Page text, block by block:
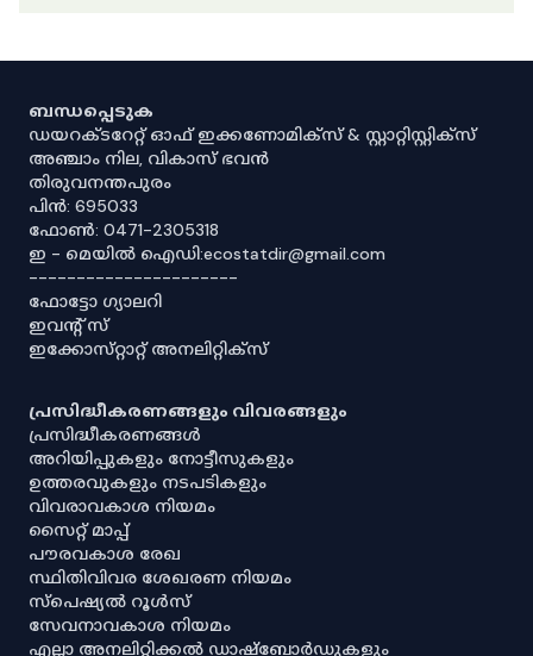
ബന്ധപ്പെടുക
ഡയറക്ടറേറ്റ് ഓഫ് ഇക്കണോമിക്സ് & സ്റ്റാറ്റിസ്റ്റിക്സ്
അഞ്ചാം നില, വികാസ് ഭവൻ
തിരുവനന്തപുരം
പിൻ: 695033
ഫോൺ: 0471-2305318
ഇ - മെയിൽ ഐഡി:ecostatdir@gmail.com
----------------------
ഫോട്ടോ ഗ്യാലറി
ഇവൻ്റ് സ്
ഇക്കോസ്‌റ്റാറ്റ് അനലിറ്റിക്‌സ്
പ്രസിദ്ധീകരണങ്ങളും വിവരങ്ങളും
പ്രസിദ്ധീകരണങ്ങൾ
അറിയിപ്പുകളും നോട്ടീസുകളും
ഉത്തരവുകളും നടപടികളും
വിവരാവകാശ നിയമം
സൈറ്റ് മാപ്പ്
പൗരവകാശ രേഖ
സ്ഥിതിവിവര ശേഖരണ നിയമം
സ്‌പെഷ്യൽ റൂൾസ്
സേവനാവകാശ നിയമം
എല്ലാ അനലിറ്റിക്കൽ ഡാഷ്‌ബോർഡുകളും